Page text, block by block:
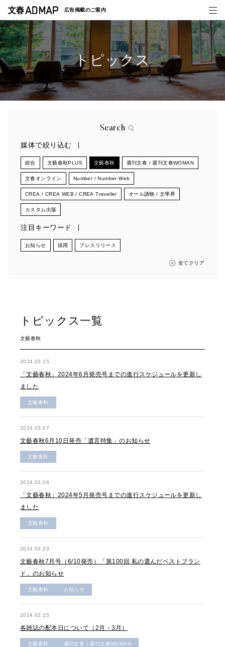
広告掲載のご案内
媒体紹介
トピックス
Search
媒体で絞り込む
総合 文藝春秋PLUS 文藝春秋 週刊文春 / 週刊文春WOMAN
文春オンライン Number / Number Web
CREA / CREA WEB / CREA Traveller オール讀物 / 文學界
カスタム出版
注目キーワード
お知らせ 採用 プレスリリース
全てクリア
トピックス一覧
文藝春秋
2024.03.15
「文藝春秋」2024年6月発売号までの進行スケジュールを更新し
ました
文藝春秋
2024.03.07
文藝春秋6月10日発売「遺言特集」のお知らせ
文藝春秋
2024.03.06
「文藝春秋」2024年5月発売号までの進行スケジュールを更新し
ました
文藝春秋
2024.02.20
文藝春秋7月号（6/10発売）「第100回 私の選んだベストブラン
ド」のお知らせ
文藝春秋 お知らせ
2024.02.15
各雑誌の配本日について（2月・3月）
文藝春秋 週刊文春 / 週刊文春WOMAN